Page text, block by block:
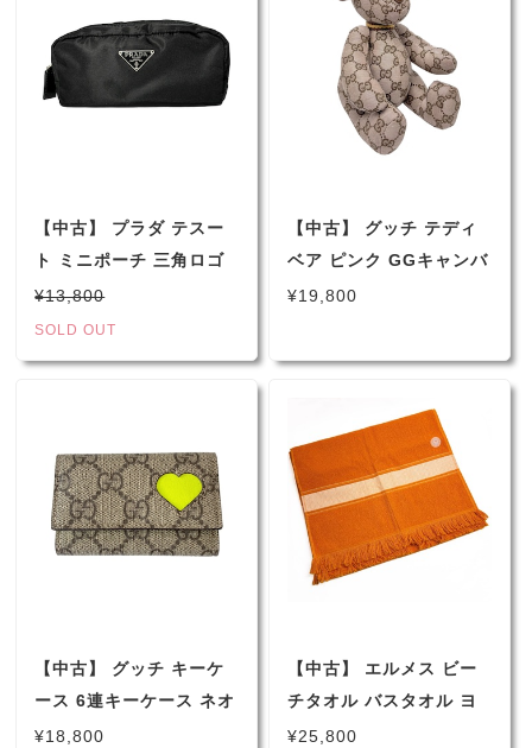
【中古】 プラダ テスー
ト ミニポーチ 三角ロゴ
アクセポーチ メイクポー
チ 小物入れ ブラック 男
¥13,800
SOLD OUT
【中古】 グッチ テディ
ベア ピンク GGキャンバ
ス ぬいぐるみ くま 男女
¥19,800
【中古】 グッチ キーケ
ース 6連キーケース ネオ
ンハート GG ネオンイエ
¥18,800
【中古】 エルメス ビー
チタオル バスタオル ヨ
ッティング セリエ ブラ
¥25,800